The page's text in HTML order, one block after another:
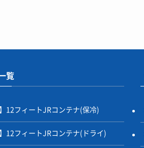
覧
12フィートJRコンテナ(保冷)
12フィートJRコンテナ(ドライ)